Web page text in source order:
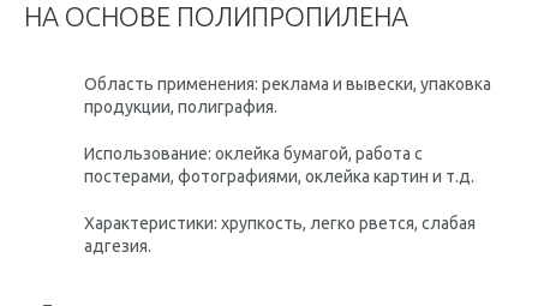
НА ОСНОВЕ ПОЛИПРОПИЛЕНА
Область применения: реклама и вывески, упаковка
продукции, полиграфия.
Использование: оклейка бумагой, работа с
постерами, фотографиями, оклейка картин и т.д.
Характеристики: хрупкость, легко рвется, слабая
адгезия.